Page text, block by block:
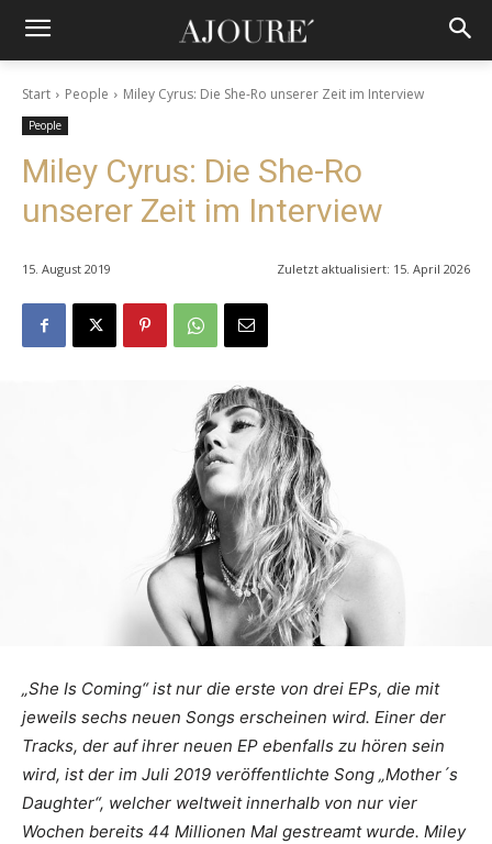
Start People Miley Cyrus: Die She-Ro unserer Zeit im Interview
People
Miley Cyrus: Die She-Ro
unserer Zeit im Interview
15. August 2019 Zuletzt aktualisiert: 15. April 2026
„She Is Coming“ ist nur die erste von drei EPs, die mit
jeweils sechs neuen Songs erscheinen wird. Einer der
Tracks, der auf ihrer neuen EP ebenfalls zu hören sein
wird, ist der im Juli 2019 veröffentlichte Song „Mother´s
Daughter“, welcher weltweit innerhalb von nur vier
Wochen bereits 44 Millionen Mal gestreamt wurde. Miley